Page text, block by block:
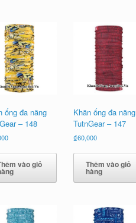
ống đa năng
– 148
vào giỏ
Khăn ống đa năng
TutnGear – 147
₫60,000
Thêm vào giỏ
hàng